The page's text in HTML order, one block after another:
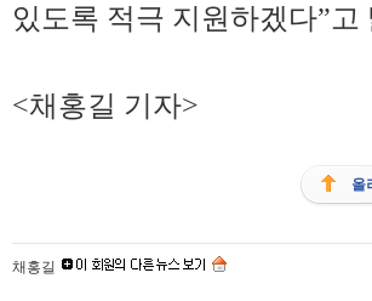
있도록 적극 지원하겠다”고
<채홍길 기자>
올
채홍길